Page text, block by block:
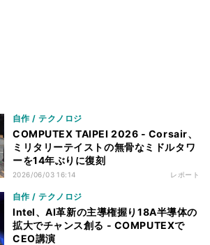
自作 / テクノロジ
COMPUTEX TAIPEI 2026 - Corsair、
ミリタリーテイストの無骨なミドルタワ
ーを14年ぶりに復刻
2026/06/03 16:14 レポート
自作 / テクノロジ
Intel、AI革新の主導権握り18A半導体の
拡大でチャンス創る - COMPUTEXで
CEO講演